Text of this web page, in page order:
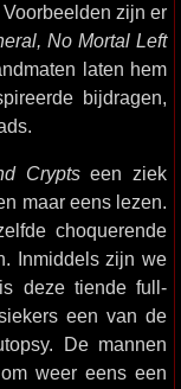
zijn er
No Mortal Left
laten hem
bijdragen,
Cryptseen ziek
maar eens lezen.
choquerende
Inmiddels zijn we
deze tiende full-
een van de
De mannen
weer eens een